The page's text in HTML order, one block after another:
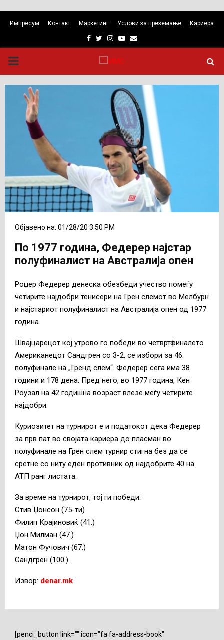
Импресум Контакт Маркетинг Услови за преземање Кариера
Facebook
TwitterInstagram
Youtube
Email
PRIMARY
MENU
Објавено на: 01/28/20 3:50 PM
По 1977 година, Федерер најстар
полуфиналист на Австралија опен
Роџер Федерер денеска обезбеди учество помеѓу
четирите најдобри тенисери на Грен слемот во Мелбурн
и најстариот полуфиналист на Австралија опен од 1977
година.
Швајцарецот кој утрово го победи во четвртфиналето
Американецот Сандгрен со 3-2, се избори за 46.
полуфинале на „Гренд слем“. Федерер сега има 38
години и 178 дена. Пред него, во 1977 година, Кен
Роузал на 42 годишна возраст влезе меѓу четирите
најдобри.
Куриозитет на турнирот е и податокот дека Федерер
за прв пат во својата кариера до пласман во
полуфинале на Грен слем турнир стигна без да се
сретне со ниту еден противник од најдобрите 40 на
АТП ранг листата.
За време на турнирот, тој ги победи:
Стив Џонсон (75-ти)
Филип Крајиновиќ (41.)
Џон Милман (47.)
Матон Фучович (67.)
Сандгрен (100.).
Извор: denar.mk
[penci_button link="" icon="fa fa-address-book"